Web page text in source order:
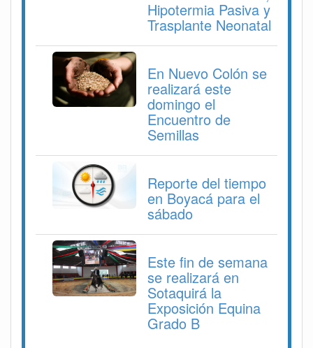
Hipotermia Pasiva y
Trasplante Neonatal
En Nuevo Colón se
realizará este
domingo el
Encuentro de
Semillas
Reporte del tiempo
en Boyacá para el
sábado
Este fin de semana
se realizará en
Sotaquirá la
Exposición Equina
Grado B